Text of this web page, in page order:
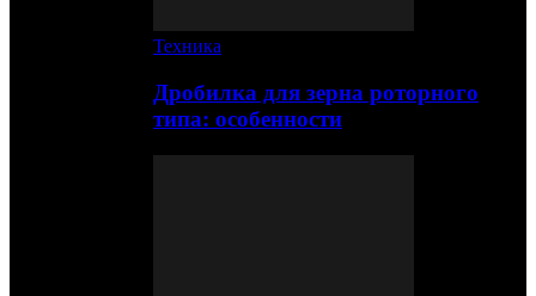
Техника
Дробилка для зерна роторного
типа: особенности